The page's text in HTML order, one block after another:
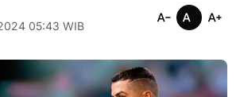
05:43 WIB